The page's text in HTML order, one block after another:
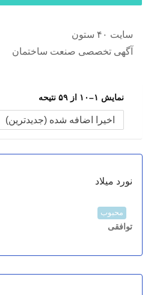
سایت ۴۰ ستون
آگهی تخصصی صنعت ساختمان
نمایش ۱–۱۰ از ۵۹ نتیحه
نورد میلاد
محبوب
توافقی